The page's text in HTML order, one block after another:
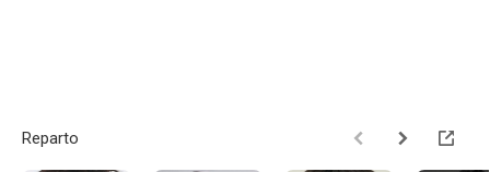
Reparto